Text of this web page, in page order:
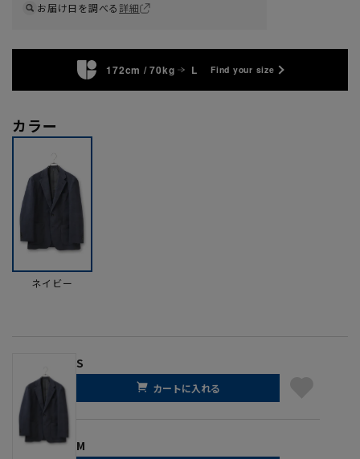
お届け日を調べる詳細
172cm / 70kg L Find your size
カラー
ネイビー
S
カートに入れる
M